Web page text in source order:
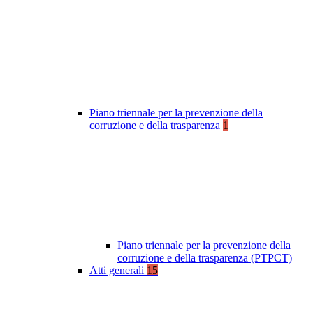
Piano triennale per la prevenzione della
corruzione e della trasparenza 1
Piano triennale per la prevenzione della
corruzione e della trasparenza (PTPCT)
Atti generali 15